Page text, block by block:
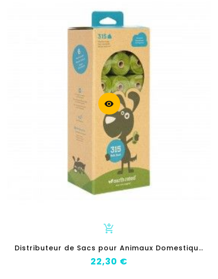
visibility
add_shopping_cart
D
istributeur de Sacs pour Animaux Domestiques Earth Rated Plastique
Prix
22,30 €